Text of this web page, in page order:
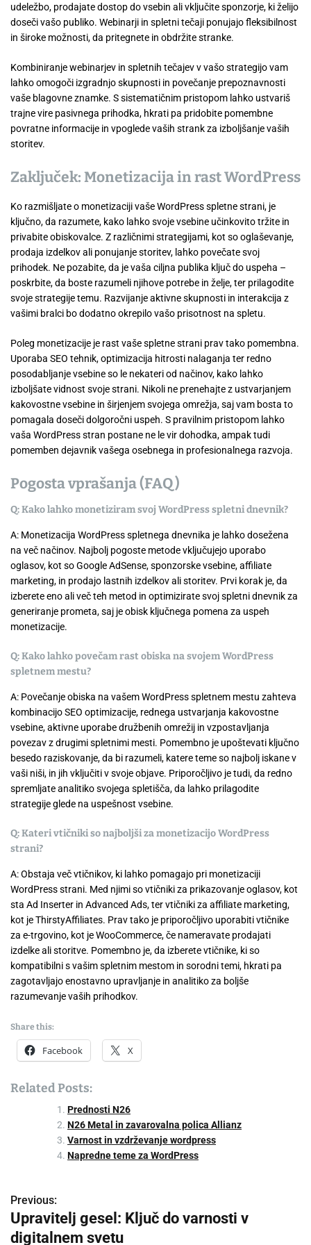
udeležbo, prodajate dostop do vsebin ali vključite sponzorje, ki želijo
doseči vašo publiko. Webinarji in spletni tečaji ponujajo fleksibilnost
in široke možnosti, da pritegnete in obdržite stranke.
Kombiniranje webinarjev in spletnih tečajev v vašo strategijo vam
lahko omogoči izgradnjo skupnosti in povečanje prepoznavnosti
vaše blagovne znamke. S sistematičnim pristopom lahko ustvariš
trajne vire pasivnega prihodka, hkrati pa pridobite pomembne
povratne informacije in vpoglede vaših strank za izboljšanje vaših
storitev.
Zaključek: Monetizacija in rast WordPress
Ko razmišljate o monetizaciji vaše WordPress spletne strani, je
ključno, da razumete, kako lahko svoje vsebine učinkovito tržite in
privabite obiskovalce. Z različnimi strategijami, kot so oglaševanje,
prodaja izdelkov ali ponujanje storitev, lahko povečate svoj
prihodek. Ne pozabite, da je vaša ciljna publika ključ do uspeha –
poskrbite, da boste razumeli njihove potrebe in želje, ter prilagodite
svoje strategije temu. Razvijanje aktivne skupnosti in interakcija z
vašimi bralci bo dodatno okrepilo vašo prisotnost na spletu.
Poleg monetizacije je rast vaše spletne strani prav tako pomembna.
Uporaba SEO tehnik, optimizacija hitrosti nalaganja ter redno
posodabljanje vsebine so le nekateri od načinov, kako lahko
izboljšate vidnost svoje strani. Nikoli ne prenehajte z ustvarjanjem
kakovostne vsebine in širjenjem svojega omrežja, saj vam bosta to
pomagala doseči dolgoročni uspeh. S pravilnim pristopom lahko
vaša WordPress stran postane ne le vir dohodka, ampak tudi
pomemben dejavnik vašega osebnega in profesionalnega razvoja.
Pogosta vprašanja (FAQ)
Q: Kako lahko monetiziram svoj WordPress spletni dnevnik?
A: Monetizacija WordPress spletnega dnevnika je lahko dosežena
na več načinov. Najbolj pogoste metode vključujejo uporabo
oglasov, kot so Google AdSense, sponzorske vsebine, affiliate
marketing, in prodajo lastnih izdelkov ali storitev. Prvi korak je, da
izberete eno ali več teh metod in optimizirate svoj spletni dnevnik za
generiranje prometa, saj je obisk ključnega pomena za uspeh
monetizacije.
Q: Kako lahko povečam rast obiska na svojem WordPress
spletnem mestu?
A: Povečanje obiska na vašem WordPress spletnem mestu zahteva
kombinacijo SEO optimizacije, rednega ustvarjanja kakovostne
vsebine, aktivne uporabe družbenih omrežij in vzpostavljanja
povezav z drugimi spletnimi mesti. Pomembno je upoštevati ključno
besedo raziskovanje, da bi razumeli, katere teme so najbolj iskane v
vaši niši, in jih vključiti v svoje objave. Priporočljivo je tudi, da redno
spremljate analitiko svojega spletišča, da lahko prilagodite
strategije glede na uspešnost vsebine.
Q: Kateri vtičniki so najboljši za monetizacijo WordPress
strani?
A: Obstaja več vtičnikov, ki lahko pomagajo pri monetizaciji
WordPress strani. Med njimi so vtičniki za prikazovanje oglasov, kot
sta Ad Inserter in Advanced Ads, ter vtičniki za affiliate marketing,
kot je ThirstyAffiliates. Prav tako je priporočljivo uporabiti vtičnike
za e-trgovino, kot je WooCommerce, če nameravate prodajati
izdelke ali storitve. Pomembno je, da izberete vtičnike, ki so
kompatibilni s vašim spletnim mestom in sorodni temi, hkrati pa
zagotavljajo enostavno upravljanje in analitiko za boljše
razumevanje vaših prihodkov.
Share this:
Facebook X
Related Posts:
Prednosti N26
N26 Metal in zavarovalna polica Allianz
Varnost in vzdrževanje wordpress
Napredne teme za WordPress
P
o
Previous:
Upravitelj gesel: Ključ do varnosti v
digitalnem svetu